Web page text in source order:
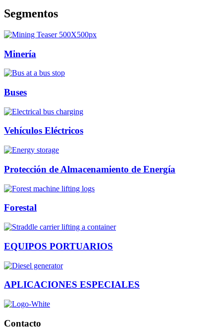
Segmentos
Minería
Buses
Vehículos Eléctricos
Protección de Almacenamiento de Energía
Forestal
EQUIPOS PORTUARIOS
APLICACIONES ESPECIALES
Contacto